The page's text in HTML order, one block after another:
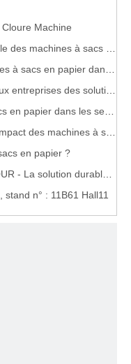
Machine
à sacs en papier
en papier dans l'emballage
d'emballage personnalisables
services de livraison de nourriture
machines à sacs en papier
en papier ?
pour le commerce électronique
n° : 11B61 Hall11